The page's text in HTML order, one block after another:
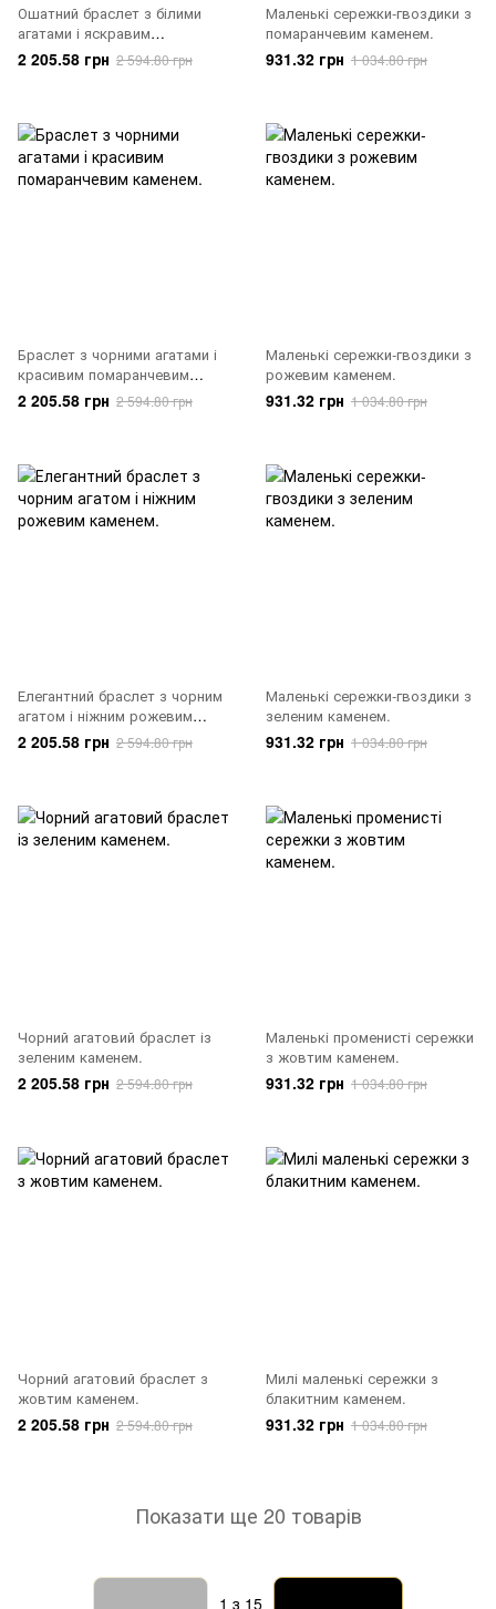
Ошатний браслет з білими
агатами і яскравим
помаранчевим каменем.
2 205.58 грн 2 594.80 грн
Маленькі сережки-гвоздики з
помаранчевим каменем.
931.32 грн 1 034.80 грн
Браслет з чорними агатами і
красивим помаранчевим
каменем.
2 205.58 грн 2 594.80 грн
Маленькі сережки-гвоздики з
рожевим каменем.
931.32 грн 1 034.80 грн
Елегантний браслет з чорним
агатом і ніжним рожевим
каменем.
2 205.58 грн 2 594.80 грн
Маленькі сережки-гвоздики з
зеленим каменем.
931.32 грн 1 034.80 грн
Чорний агатовий браслет із
зеленим каменем.
2 205.58 грн 2 594.80 грн
Маленькі променисті сережки
з жовтим каменем.
931.32 грн 1 034.80 грн
Чорний агатовий браслет з
жовтим каменем.
2 205.58 грн 2 594.80 грн
Милі маленькі сережки з
блакитним каменем.
931.32 грн 1 034.80 грн
Показати ще 20 товарів
1 з 15